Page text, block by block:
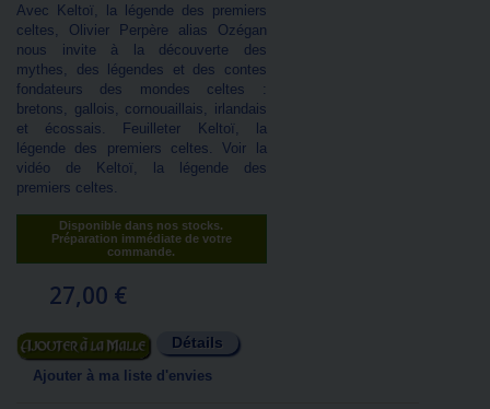
Avec Keltoï, la légende des premiers
celtes, Olivier Perpère alias Ozégan
nous invite à la découverte des
mythes, des légendes et des contes
fondateurs des mondes celtes :
bretons, gallois, cornouaillais, irlandais
et écossais. Feuilleter Keltoï, la
légende des premiers celtes. Voir la
vidéo de Keltoï, la légende des
premiers celtes.
Disponible dans nos stocks.
Préparation immédiate de votre
commande.
27,00 €
Ajouter au panier Détails
Ajouter à ma liste d'envies